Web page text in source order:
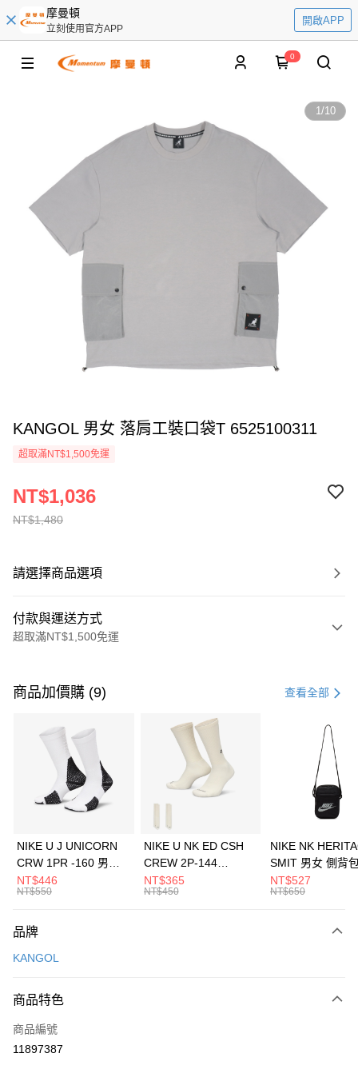
摩曼頓
立刻使用官方APP
開啟APP
0
1/10
KANGOL 男女 落肩工裝口袋T 6525100311
超取滿NT$1,500免運
NT$1,480
NT$1,036
請選擇商品選項
付款與運送方式
超取滿NT$1,500免運
信用卡一次付款
3 期 0 利率 每期 21家銀行
合作金庫商業銀行
第一商業銀行
華南商業銀行
彰化商業銀行
上海商業儲蓄銀行
元大商業銀行
台灣樂天信用卡公司
Apple Pay
全盈+PAY
AFTEE先享後付
【關於「AFTEE先享後付」】
便利好安心！
３．安心：先確認商品／服務後，再付款。
【「AFTEE先享後付」結帳流程】
１．於結帳方式選擇「AFTEE先享後付」後，將跳轉至「AFTEE先享後付」
運送方式
每筆NT$100，滿NT$1,500(含以上)免運費
宅配
每筆NT$100，滿NT$1,500(含以上)免運費
商品加價購 (9) 查看全部
NIKE U J UNICORN
CRW 1PR -160 男女
中統襪 FZ3393100
NT$446
NT$550
NIKE U NK ED CSH
CREW 2P-144
EMBRDY 男女 短統襪
FZ3073133
NT$365
NT$450
NIKE NK
SMIT 男女 側背
BA5871010
NT$527
NT$650
品牌
KANGOL
商品特色
商品編號
11897387